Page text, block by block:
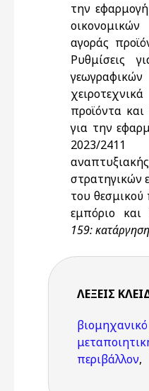
την
αγοράς
Ρυθμίσεις
προϊόντα
για την
2023/
στρατηγικών
του θεσμικού
εμπόριο και
159:
ΛΈΞΕΙΣ
περιβάλλον,